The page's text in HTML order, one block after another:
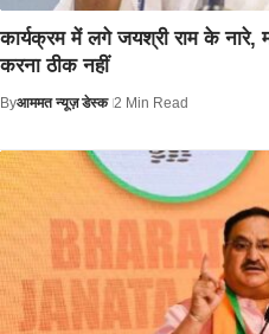
कार्यक्रम में लगे जयश्री राम के नारे,
करना ठीक नहीं
Byआममत न्यूज़ डेस्क 2 Min Read